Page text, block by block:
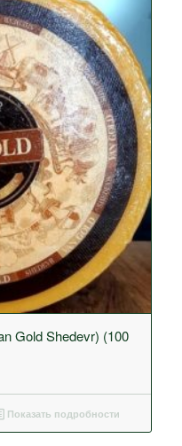
Gold Shedevr) (100
Показать подробности